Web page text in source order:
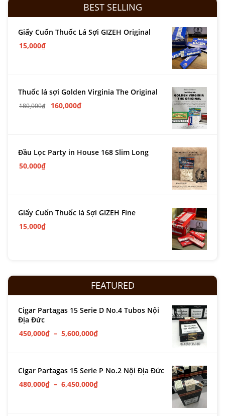
BEST SELLING
Giấy Cuốn Thuốc Lá Sợi GIZEH Original
15,000₫
Thuốc lá sợi Golden Virginia The Original
180,000₫ 160,000₫
Đầu Lọc Party in House 168 Slim Long
50,000₫
Giấy Cuốn Thuốc lá Sợi GIZEH Fine
15,000₫
FEATURED
Cigar Partagas 15 Serie D No.4 Tubos Nội
Địa Đức
450,000₫ – 5,600,000₫
Cigar Partagas 15 Serie P No.2 Nội Địa Đức
480,000₫ – 6,450,000₫